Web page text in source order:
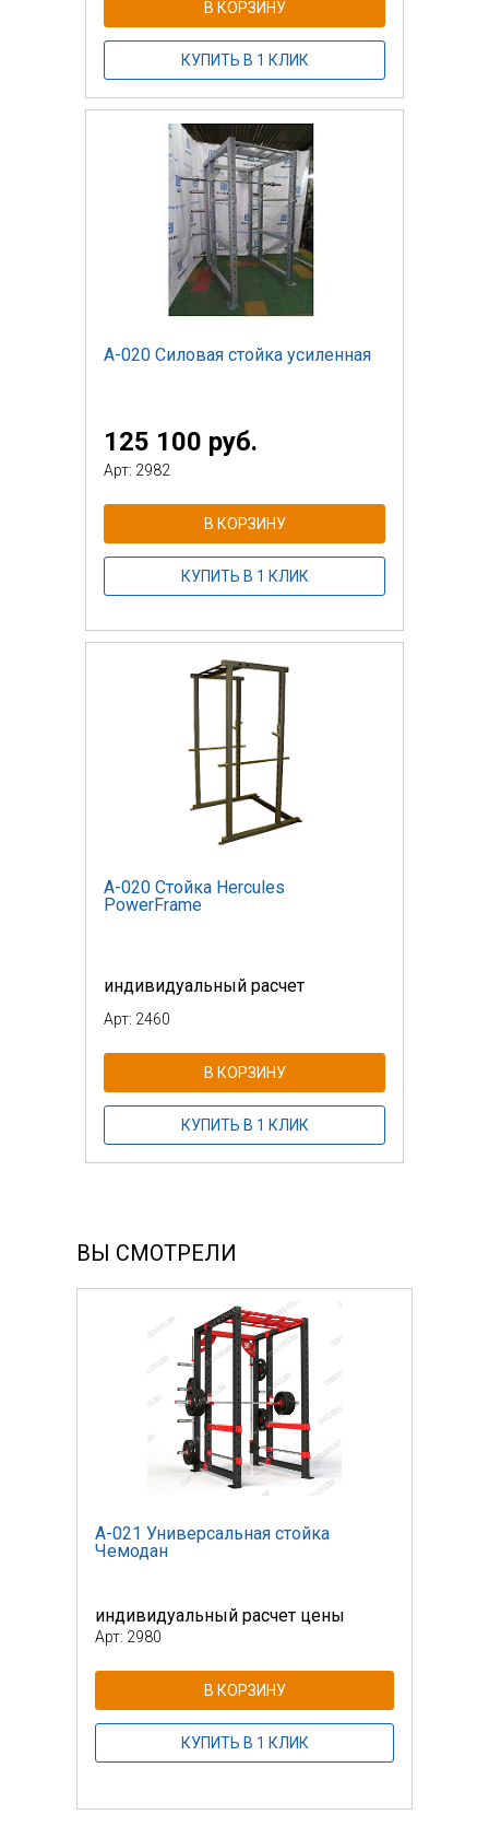
В КОРЗИНУ
КУПИТЬ В 1 КЛИК
А-020 Силовая стойка усиленная
125 100 руб.
Арт: 2982
В КОРЗИНУ
КУПИТЬ В 1 КЛИК
А-020 Стойка Hercules
PowerFrame
индивидуальный расчет
Арт: 2460
В КОРЗИНУ
КУПИТЬ В 1 КЛИК
ВЫ СМОТРЕЛИ
А-021 Универсальная стойка
Чемодан
индивидуальный расчет цены
Арт: 2980
В КОРЗИНУ
КУПИТЬ В 1 КЛИК